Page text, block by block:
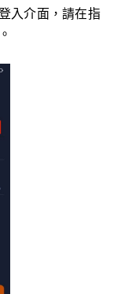
入介面，請在指